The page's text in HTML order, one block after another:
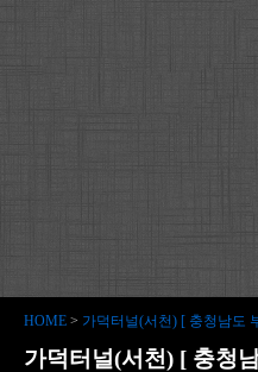
HOME > 가덕터널(서천) [ 충청남도
가덕터널(서천) [ 충청